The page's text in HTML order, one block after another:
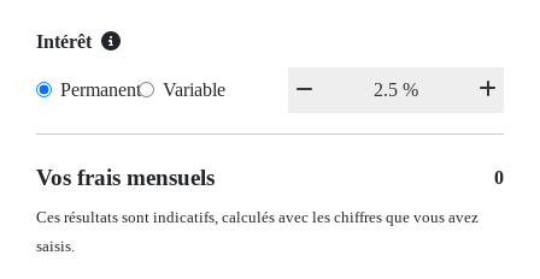
Intérêt
Permanent Variable
Vos frais mensuels 0
Ces résultats sont indicatifs, calculés avec les chiffres que vous avez
saisis.